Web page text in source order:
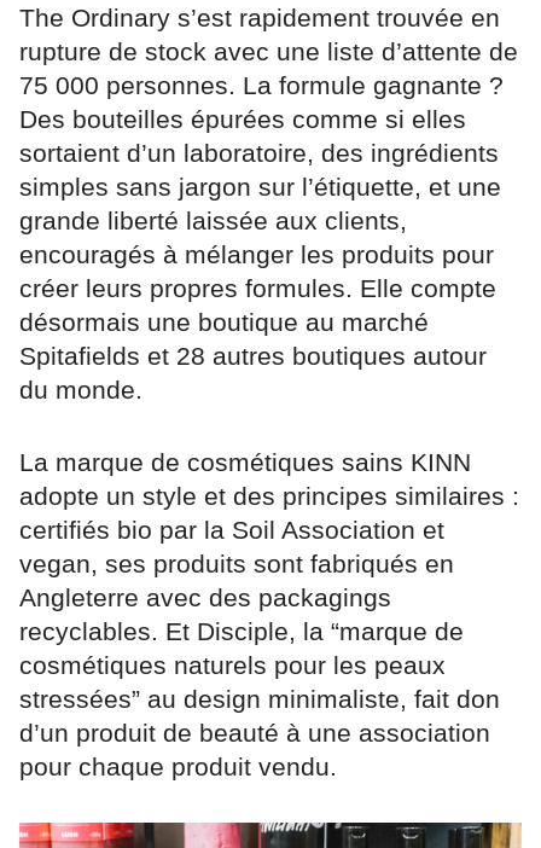
The Ordinary s’est rapidement trouvée en
rupture de stock avec une liste d’attente de
75 000 personnes. La formule gagnante ?
Des bouteilles épurées comme si elles
sortaient d’un laboratoire, des ingrédients
simples sans jargon sur l’étiquette, et une
grande liberté laissée aux clients,
encouragés à mélanger les produits pour
créer leurs propres formules. Elle compte
désormais une boutique au marché
Spitafields et 28 autres boutiques autour
du monde.
La marque de cosmétiques sains KINN
adopte un style et des principes similaires :
certifiés bio par la Soil Association et
vegan, ses produits sont fabriqués en
Angleterre avec des packagings
recyclables. Et Disciple, la “marque de
cosmétiques naturels pour les peaux
stressées” au design minimaliste, fait don
d’un produit de beauté à une association
pour chaque produit vendu.